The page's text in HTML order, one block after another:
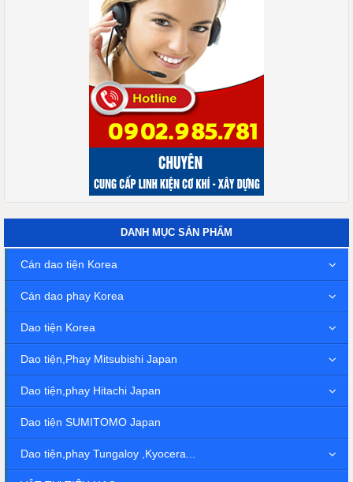
DANH MỤC SẢN PHẨM
Cán dao tiện Korea
Cán dao phay Korea
Dao tiện Korea
Dao tiện,Phay Mitsubishi Japan
Dao tiện,phay Hitachi Japan
Dao tiện SUMITOMO Japan
Dao tiện,phay Tungaloy ,Kyocera...